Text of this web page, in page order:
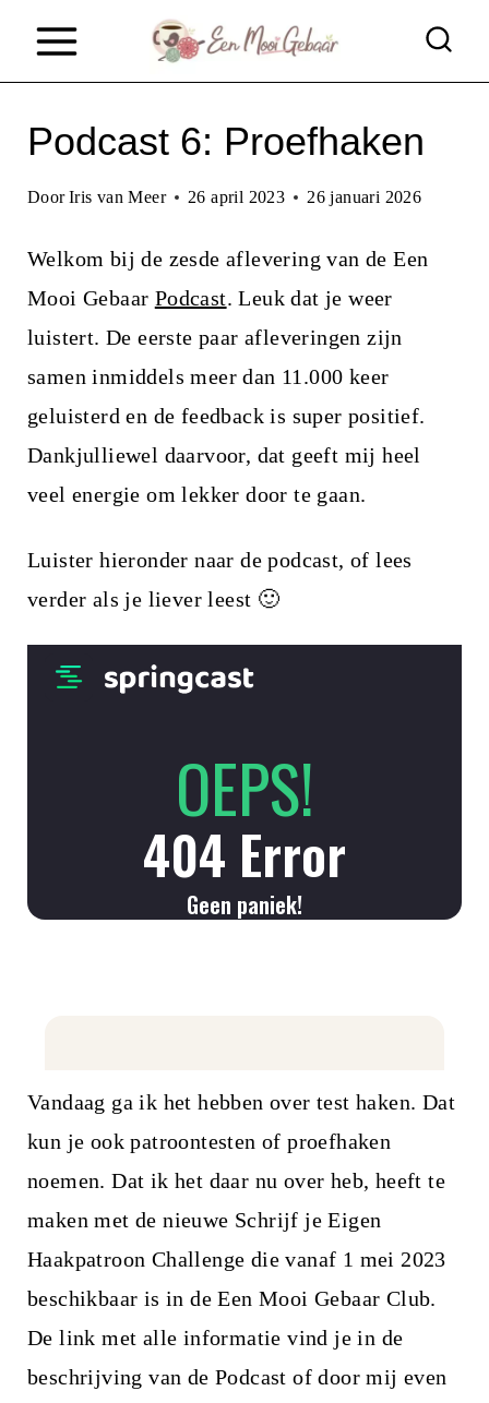
Podcast 6: Proefhaken
Door Iris van Meer 26 april 2023 26 januari 2026
Welkom bij de zesde aflevering van de Een
Mooi Gebaar Podcast. Leuk dat je weer
luistert. De eerste paar afleveringen zijn
samen inmiddels meer dan 11.000 keer
geluisterd en de feedback is super positief.
Dankjulliewel daarvoor, dat geeft mij heel
veel energie om lekker door te gaan.
Luister hieronder naar de podcast, of lees
verder als je liever leest 🙂
Vandaag ga ik het hebben over test haken. Dat
kun je ook patroontesten of proefhaken
noemen. Dat ik het daar nu over heb, heeft te
maken met de nieuwe Schrijf je Eigen
Haakpatroon Challenge die vanaf 1 mei 2023
beschikbaar is in de Een Mooi Gebaar Club.
De link met alle informatie vind je in de
beschrijving van de Podcast of door mij even